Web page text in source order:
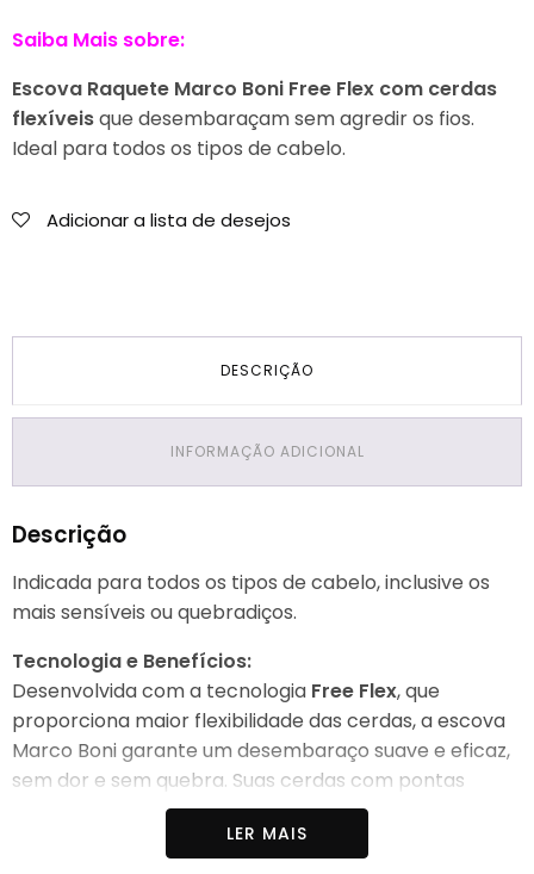
Boni
Raquete
Free
Flex
Saiba Mais sobre:
Escova Raquete Marco Boni Free Flex com cerdas
flexíveisque desembaraçam sem agredir os fios.
Ideal para todos os tipos de cabelo.
Adicionar a lista de desejos
DESCRIÇÃO
INFORMAÇÃO ADICIONAL
Descrição
Indicada para todos os tipos de cabelo, inclusive os
mais sensíveis ou quebradiços.
Tecnologia e Benefícios:
Desenvolvida com a tecnologia Free Flex, que
proporciona maior flexibilidade das cerdas, a escova
Marco Boni garante um desembaraço suave e eficaz,
sem dor e sem quebra. Suas cerdas com pontas
arredondadas massageiam o couro cabeludo,
estimulando a circulação e promovendo mais saúde
LER MAIS